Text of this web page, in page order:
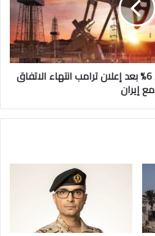
أسعار النفط ترتفع أكثر من 6% بعد إعلان ترامب انتهاء الاتفاق
مع إيران